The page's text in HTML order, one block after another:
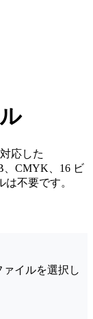
応した
、CMYK、16 ビ
不要です。
イルを選択し